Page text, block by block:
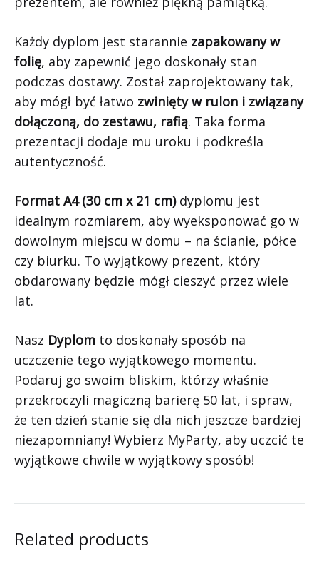
Każdy dyplom jest starannie zapakowany w
folię, aby zapewnić jego doskonały stan
podczas dostawy. Został zaprojektowany tak,
aby mógł być łatwo zwinięty w rulon i związany
dołączoną, do zestawu, rafią. Taka forma
prezentacji dodaje mu uroku i podkreśla
autentyczność.
Format A4 (30 cm x 21 cm)dyplomu jest
idealnym rozmiarem, aby wyeksponować go w
dowolnym miejscu w domu – na ścianie, półce
czy biurku. To wyjątkowy prezent, który
obdarowany będzie mógł cieszyć przez wiele
lat.
Nasz Dyplom to doskonały sposób na
uczczenie tego wyjątkowego momentu.
Podaruj go swoim bliskim, którzy właśnie
przekroczyli magiczną barierę 50 lat, i spraw,
że ten dzień stanie się dla nich jeszcze bardziej
niezapomniany! Wybierz MyParty, aby uczcić te
wyjątkowe chwile w wyjątkowy sposób!
Related products